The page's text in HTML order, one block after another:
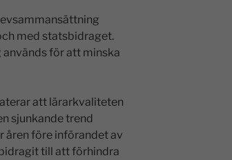
med statsbidraget.
för att minska
att lärarkvaliteten
sjunkande trend
åren före införandet av
till att förhindra